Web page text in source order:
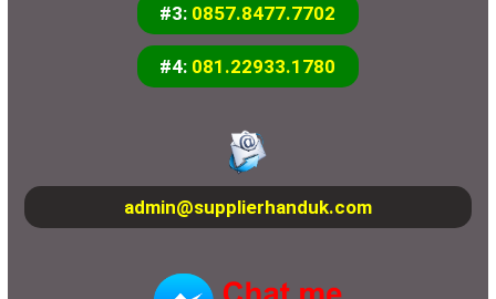
#3: 0857.8477.7702
#4: 081.22933.1780
admin@supplierhanduk.com